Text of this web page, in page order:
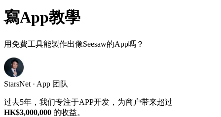
寫App教學
用免費工具能製作出像Seesaw的App嗎？
StarsNet · App 团队
过去5年，我们专注于APP开发，为商户带来超过
HK$3,000,000 的收益。